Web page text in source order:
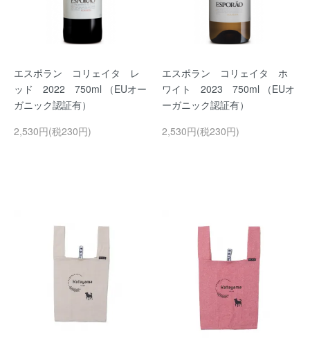
エスポラン コリェイタ レ
ッド 2022 750ml （EUオー
ガニック認証有）
2,530円(税230円)
エスポラン コリェイタ ホ
ワイト 2023 750ml （EUオ
ーガニック認証有）
2,530円(税230円)